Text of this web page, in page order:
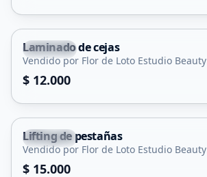
Capital
Servicio
Laminado de cejas
Vendido por Flor de Loto Estudio Beauty
$ 12.000
Capital
Servicio
Lifting de pestañas
Vendido por Flor de Loto Estudio Beauty
$ 15.000